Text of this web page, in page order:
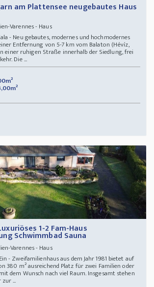
am Plattensee neugebautes Haus
Varennes - Haus
- Neu gebautes, modernes und hochmodernes
Entfernung von 5-7 km vom Balaton (Hévíz,
einer ruhigen Straße innerhalb der Siedlung, frei
Die ...
1-2 Fam-Haus
Schwimmbad Sauna
Varennes - Haus
- Zweifamilienhaus aus dem Jahr 1981 bietet auf
380 m² ausreichend Platz für zwei Familien oder
dem Wunsch nach viel Raum. Insgesamt stehen
...